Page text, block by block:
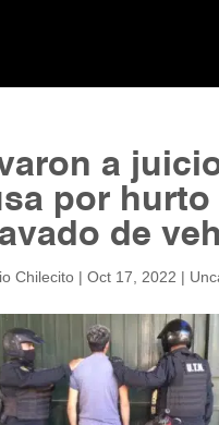
a
por hurto
de
Chilecito| Oct 17, 2022 |